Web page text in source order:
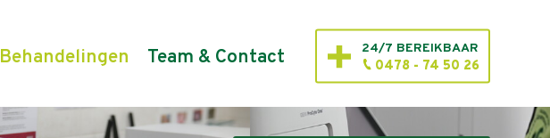
Behandelingen Team & Contact 24/7 BEREIKBAAR
0478 - 74 50 26